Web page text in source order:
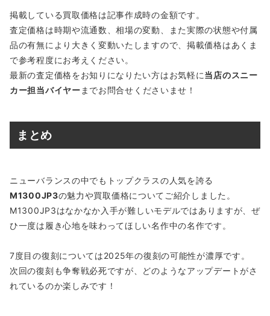
掲載している買取価格は記事作成時の金額です。
査定価格は時期や流通数、相場の変動、また実際の状態や付属
品の有無により大きく変動いたしますので、掲載価格はあくま
で参考程度にお考えください。
最新の査定価格をお知りになりたい方はお気軽に当店のスニー
カー担当バイヤー までお問合せくださいませ！
まとめ
ニューバランスの中でもトップクラスの人気を誇る
M1300JP3の魅力や買取価格についてご紹介しました。
M1300JP3はなかなか入手が難しいモデルではありますが、ぜ
ひ一度は履き心地を味わってほしい名作中の名作です。
7度目の復刻については2025年の復刻の可能性が濃厚です。
次回の復刻も争奪戦必死ですが、どのようなアップデートがさ
れているのか楽しみです！